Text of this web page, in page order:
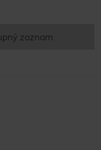
zoznam